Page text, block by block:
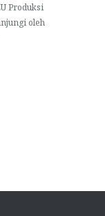
Produksi
oleh